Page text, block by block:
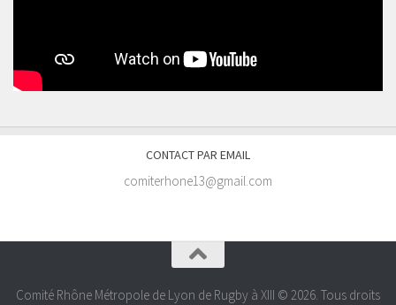
CONTACT PAR EMAIL
comiterhone13@gmail.com
Comité Rhône Métropole de Lyon de Rugby à XIII © 2026. Tous droits